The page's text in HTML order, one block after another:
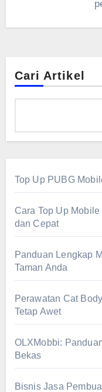
Cari Artikel
Top Up PUBG
Cara Top Up
dan Cepat
Panduan Lengkap
Taman Anda
Perawatan Cat
Tetap Awet
OLXMobbi:
Bekas
Bisnis Jasa